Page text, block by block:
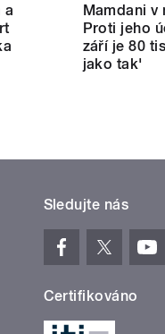
a
Mamdani v
Proti jeho
září je 80
jako tak'
Sledujte nás
Certifikováno